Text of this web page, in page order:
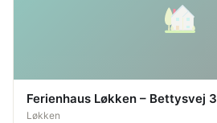
Ferienhaus Løkken – Bettysvej 3
Løkken